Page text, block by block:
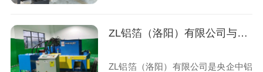
ZL铝箔（洛阳）有限公司与恩派特定制铝箔压块机案例
ZL铝箔（洛阳）有限公司是央企中铝